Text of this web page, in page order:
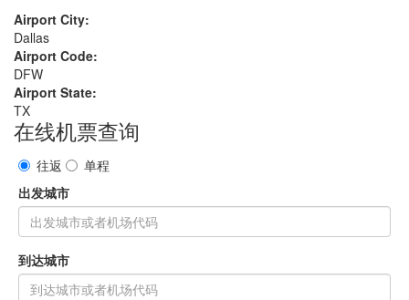
Airport City:
Dallas
Airport Code:
DFW
Airport State:
TX
在线机票查询
往返
单程
出发城市
到达城市